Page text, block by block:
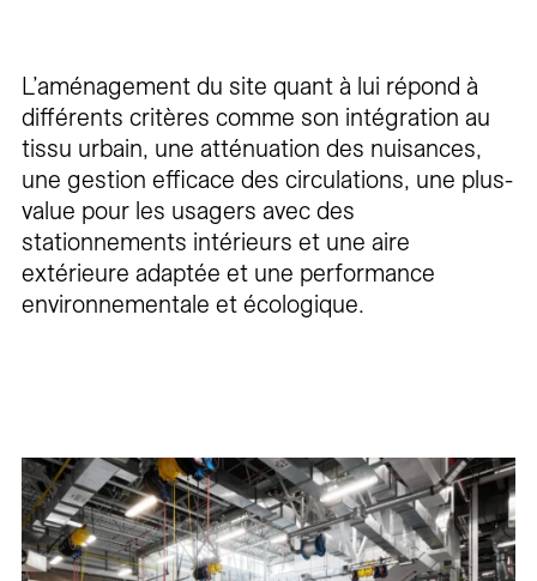
L’aménagement du site quant à lui répond à
différents critères comme son intégration au
tissu urbain, une atténuation des nuisances,
une gestion efficace des circulations, une plus-
value pour les usagers avec des
stationnements intérieurs et une aire
extérieure adaptée et une performance
environnementale et écologique.